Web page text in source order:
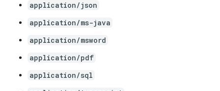
application/json
application/ms-java
application/msword
application/pdf
application/sql